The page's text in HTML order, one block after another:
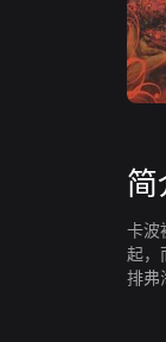
简
卡波
起，
排弗